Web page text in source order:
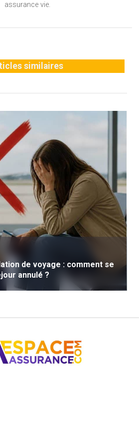
assurance vie.
similaires
de voyage : comment se
annulé ?